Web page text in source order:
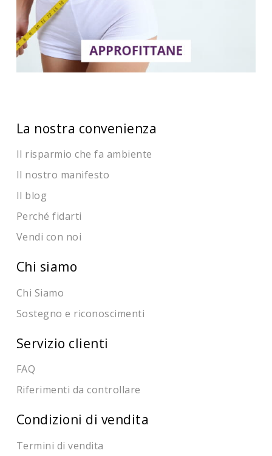
La nostra convenienza
Il risparmio che fa ambiente
Il nostro manifesto
Il blog
Perché fidarti
Vendi con noi
Chi siamo
Chi Siamo
Sostegno e riconoscimenti
Servizio clienti
FAQ
Riferimenti da controllare
Condizioni di vendita
Termini di vendita